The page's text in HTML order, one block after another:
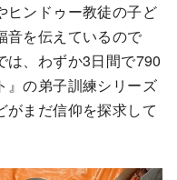
ヒンドゥー教徒の子ど
音を伝えているので
は、わずか3日間で790
』の弟子訓練シリーズ
がまだ信仰を探求して